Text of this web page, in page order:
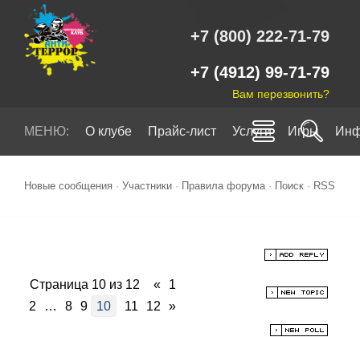
+7 (800) 222-71-79
+7 (4912) 99-71-79
Вам перезвонить?
МЕНЮ: О клубе Прайс-лист Услуги Игры
Новые сообщения · Участники · Правила форума· Поиск · RSS
Страница 10 из 12 «
1
2
… 8 9 10 11 12 »